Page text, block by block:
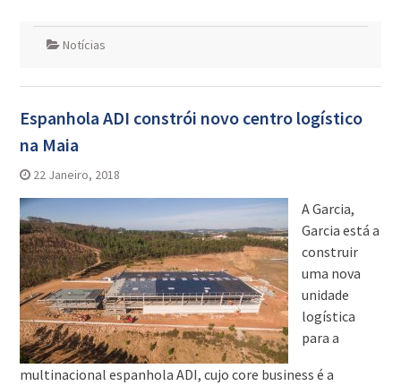
Notícias
Espanhola ADI constrói novo centro logístico
na Maia
22 Janeiro, 2018
A Garcia,
Garcia está a
construir
uma nova
unidade
logística
para a
multinacional espanhola ADI, cujo core business é a